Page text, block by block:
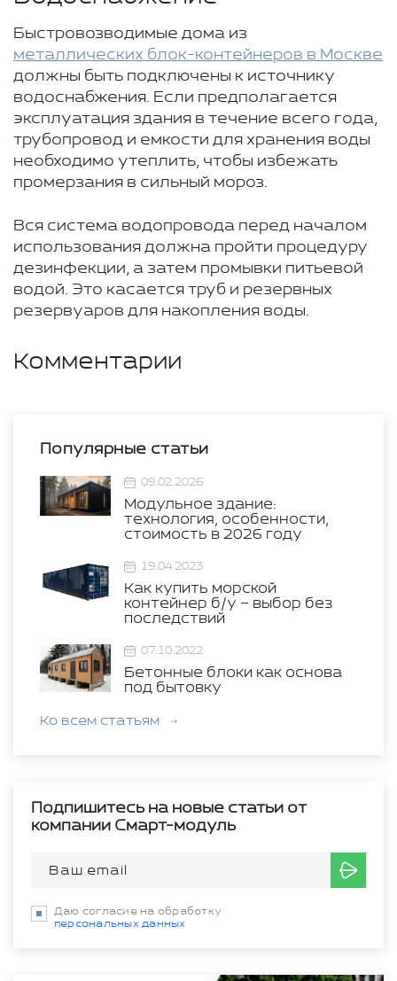
Быстровозводимые дома из
металлических блок-контейнеров в Москве
должны быть подключены к источнику
водоснабжения. Если предполагается
эксплуатация здания в течение всего года,
трубопровод и емкости для хранения воды
необходимо утеплить, чтобы избежать
промерзания в сильный мороз.
Вся система водопровода перед началом
использования должна пройти процедуру
дезинфекции, а затем промывки питьевой
водой. Это касается труб и резервных
резервуаров для накопления воды.
Комментарии
Популярные статьи
09.02.2026
Модульное здание:
технология, особенности,
стоимость в 2026 году
19.04.2023
Как купить морской
контейнер б/у – выбор без
последствий
07.10.2022
Бетонные блоки как основа
под бытовку
Ко всем статьям
Подпишитесь на новые статьи от
компании Смарт-модуль
Даю согласие на обработку
персональных данных